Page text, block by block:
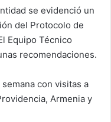
se evidenció un
del Protocolo de
Equipo Técnico
recomendaciones.
con visitas a
Armenia y